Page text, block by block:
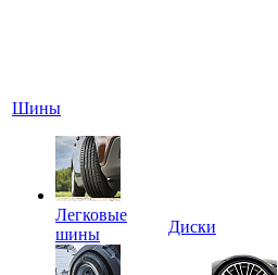
Шины
Легковые
шины
Диски